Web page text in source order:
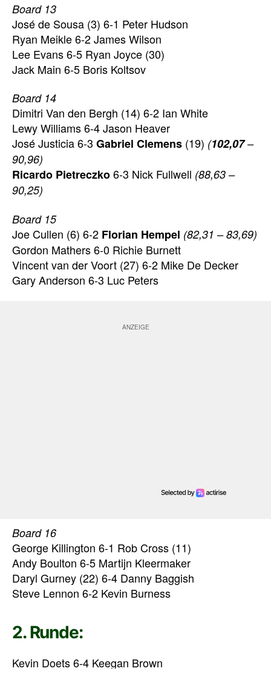
Board 13
José de Sousa (3) 6-1 Peter Hudson
Ryan Meikle 6-2 James Wilson
Lee Evans 6-5 Ryan Joyce (30)
Jack Main 6-5 Boris Koltsov
Board 14
Dimitri Van den Bergh (14) 6-2 Ian White
Lewy Williams 6-4 Jason Heaver
José Justicia 6-3 Gabriel Clemens (19) (102,07–
90,96)
Ricardo Pietreczko6-3 Nick Fullwell (88,63 –
90,25)
Board 15
Joe Cullen (6) 6-2 Florian Hempel (82,31 – 83,69)
Gordon Mathers 6-0 Richie Burnett
Vincent van der Voort (27) 6-2 Mike De Decker
Gary Anderson 6-3 Luc Peters
Board 16
George Killington 6-1 Rob Cross (11)
Andy Boulton 6-5 Martijn Kleermaker
Daryl Gurney (22) 6-4 Danny Baggish
Steve Lennon 6-2 Kevin Burness
2. Runde:
Kevin Doets 6-4 Keegan Brown